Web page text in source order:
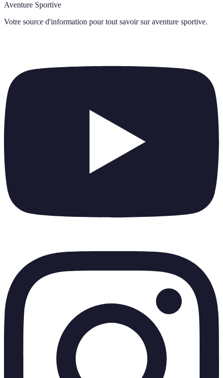
Aventure Sportive
Votre source d'information pour tout savoir sur aventure sportive.